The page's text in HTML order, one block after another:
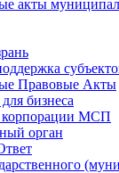
акты
Правовые Акты
бизнеса
МСП
орган